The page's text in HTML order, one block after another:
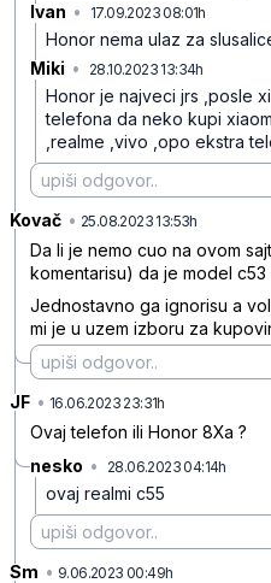
Ivan • 17.09.2023 08:01h
Honor nema ulaz za
Miki • 28.10.2023 13:34h
Honor je najveci jrs ,posle
telefona da neko kupi
,realme ,vivo ,opo ekstra
Kovač • 25.08.2023 13:53h
Da li je nemo cuo na ovom
komentarisu) da je model
Jednostavno ga ignorisu a
mi je u uzem izboru za
JF • 16.06.2023 23:31h
Ovaj telefon ili Honor 8Xa ?
nesko • 28.06.2023 04:14h
ovaj realmi c55
Sm • 9.06.2023 00:49h